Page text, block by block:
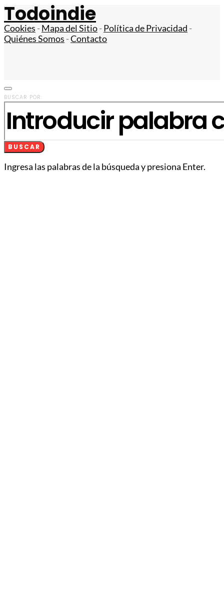
Todoindie
Cookies -Mapa del Sitio-Política de Privacidad -
Quiénes Somos -Contacto
BUSCAR POR:
BUSCAR
Ingresa las palabras de la búsqueda y presiona Enter.